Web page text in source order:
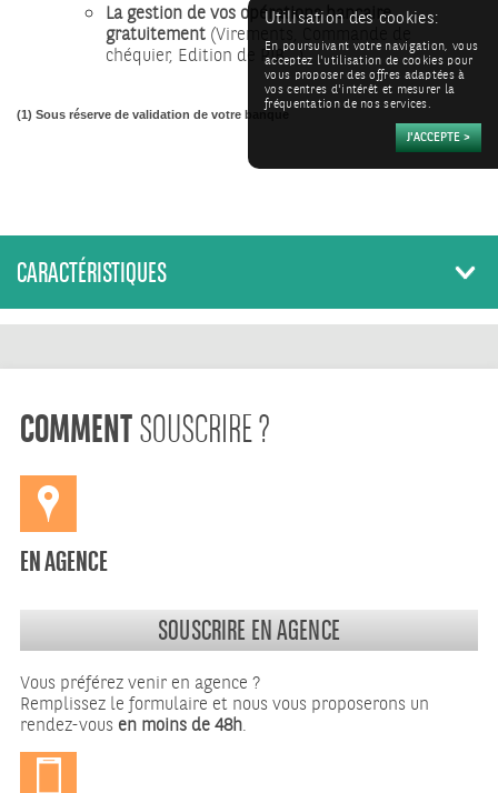
La gestion de vos opérations bancaire
gratuitement (Virements, Commande de
chéquier, Edition de RIB,..)
(1) Sous réserve de validation de votre banque
CARACTÉRISTIQUES
COMMENTSOUSCRIRE ?
EN AGENCE
SOUSCRIRE EN AGENCE
Vous préférez venir en agence ?
Remplissez le formulaire et nous vous proposerons un
rendez-vous en moins de 48h.
Utilisation des cookies:
En poursuivant votre navigation, vous
acceptez l'utilisation de cookies pour
vous proposer des offres adaptées à
vos centres d'intérêt et mesurer la
fréquentation de nos services.